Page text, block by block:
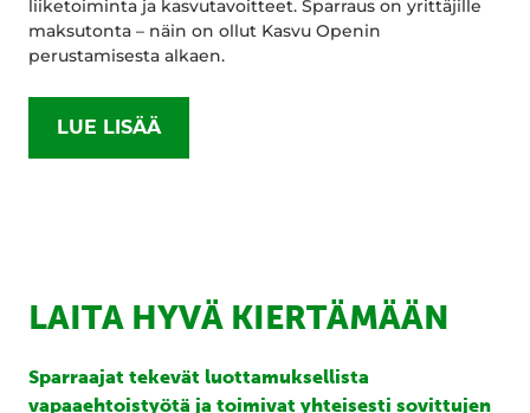
liiketoiminta ja kasvutavoitteet. Sparraus on yrittäjille
maksutonta – näin on ollut Kasvu Openin
perustamisesta alkaen.
LUE LISÄÄ
LAITA HYVÄ KIERTÄMÄÄN
Sparraajat tekevät luottamuksellista
vapaaehtoistyötä ja toimivat yhteisesti sovittujen